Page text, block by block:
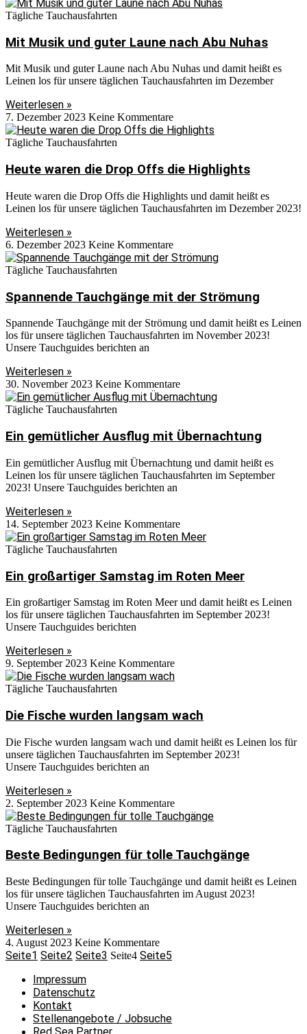
Tägliche Tauchausfahrten
Mit Musik und guter Laune nach Abu Nuhas
Mit Musik und guter Laune nach Abu Nuhas und damit heißt es
Leinen los für unsere täglichen Tauchausfahrten im Dezember
Weiterlesen »
7. Dezember 2023 Keine Kommentare
Tägliche Tauchausfahrten
Heute waren die Drop Offs die Highlights
Heute waren die Drop Offs die Highlights und damit heißt es
Leinen los für unsere täglichen Tauchausfahrten im Dezember 2023!
Weiterlesen »
6. Dezember 2023 Keine Kommentare
Tägliche Tauchausfahrten
Spannende Tauchgänge mit der Strömung
Spannende Tauchgänge mit der Strömung und damit heißt es Leinen
los für unsere täglichen Tauchausfahrten im November 2023!
Unsere Tauchguides berichten an
Weiterlesen »
30. November 2023 Keine Kommentare
Tägliche Tauchausfahrten
Ein gemütlicher Ausflug mit Übernachtung
Ein gemütlicher Ausflug mit Übernachtung und damit heißt es
Leinen los für unsere täglichen Tauchausfahrten im September
2023! Unsere Tauchguides berichten an
Weiterlesen »
14. September 2023 Keine Kommentare
Tägliche Tauchausfahrten
Ein großartiger Samstag im Roten Meer
Ein großartiger Samstag im Roten Meer und damit heißt es Leinen
los für unsere täglichen Tauchausfahrten im September 2023!
Unsere Tauchguides berichten
Weiterlesen »
9. September 2023 Keine Kommentare
Tägliche Tauchausfahrten
Die Fische wurden langsam wach
Die Fische wurden langsam wach und damit heißt es Leinen los für
unsere täglichen Tauchausfahrten im September 2023!
Unsere Tauchguides berichten an
Weiterlesen »
2. September 2023 Keine Kommentare
Tägliche Tauchausfahrten
Beste Bedingungen für tolle Tauchgänge
Beste Bedingungen für tolle Tauchgänge und damit heißt es Leinen
los für unsere täglichen Tauchausfahrten im August 2023!
Unsere Tauchguides berichten an
Weiterlesen »
4. August 2023 Keine Kommentare
Seite1 Seite2 Seite3 Seite4 Seite5
Impressum
Datenschutz
Kontakt
Stellenangebote / Jobsuche